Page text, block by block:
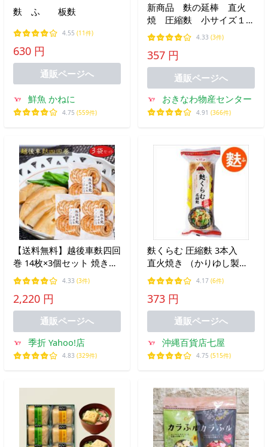
麩 ふ 板麩
4.55 (11件)
630 円
通販ページへ
鮮魚 かねに
4.75 (559件)
新商品 麩の延棒 直火
焼 圧縮麩 小サイズ１６
センチ ３本/３人分
ど〜んとふくらむ ※宅急
便代ご確認ください 【常
温便/送料別】
4.33 (3件)
357 円
通販ページへ
おきなわ物産センター
4.91 (366件)
【送料無料】越後車麩四回
巻 14枚×3個セット 焼き麩
煮物 すき焼き おでん 鍋物
やきふ 季折
4.33 (3件)
2,220 円
通販ページへ
季折 Yahoo!店
4.83 (329件)
麩くらむ 圧縮麩 3本入
直火焼き （かりゆし製
麩）
4.17 (6件)
373 円
通販ページへ
沖縄百貨店七屋
4.75 (515件)